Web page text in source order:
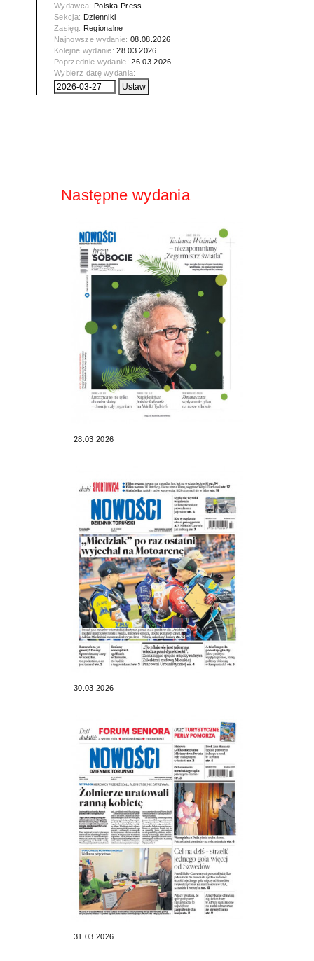
Wydawca: Polska Press
Sekcja: Dzienniki
Zasięg: Regionalne
Najnowsze wydanie:08.08.2026
Kolejne wydanie:28.03.2026
Poprzednie wydanie:26.03.2026
Wybierz datę wydania:
Następne wydania
28.03.2026
30.03.2026
31.03.2026